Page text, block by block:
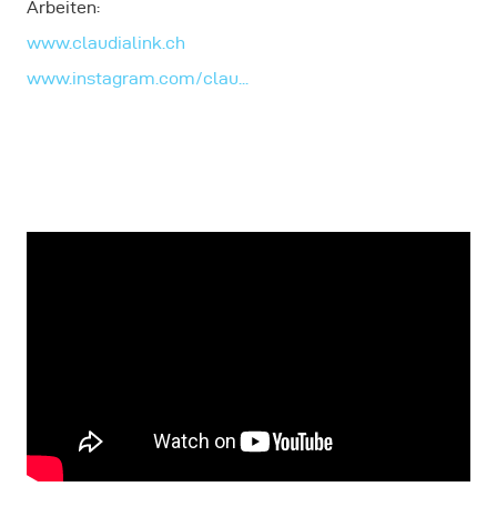
Arbeiten:
www.claudialink.ch
www.instagram.com/clau...